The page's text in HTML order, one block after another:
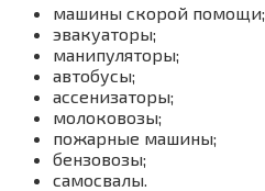
машины скорой помощи;
эвакуаторы;
манипуляторы;
автобусы;
ассенизаторы;
молоковозы;
пожарные машины;
бензовозы;
самосвалы.